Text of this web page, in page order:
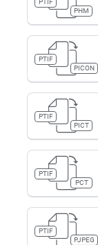
PTIF
PHM
PTIF
PICON
PTIF
PICT
PTIF
PCT
PTIF
PJPEG